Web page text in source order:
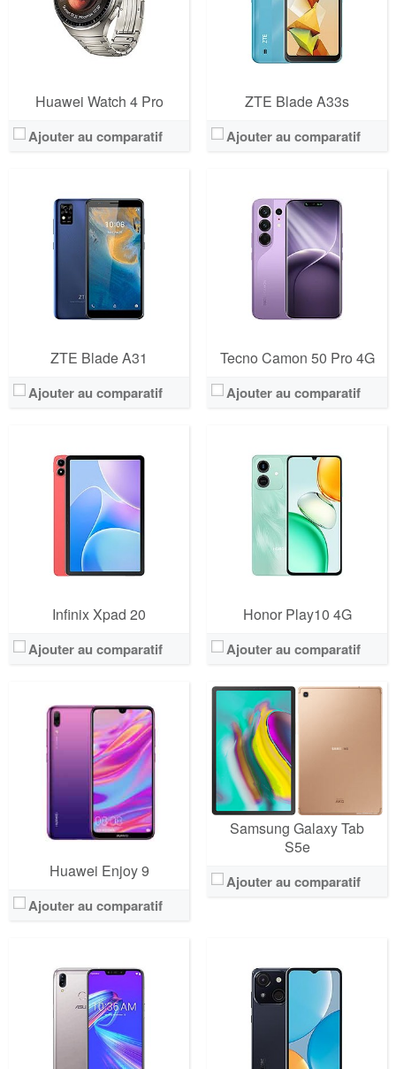
Huawei Watch 4 Pro
Ajouter au comparatif
ZTE Blade A33s
Ajouter au comparatif
ZTE Blade A31
Ajouter au comparatif
Tecno Camon 50 Pro 4G
Ajouter au comparatif
Infinix Xpad 20
Ajouter au comparatif
Honor Play10 4G
Ajouter au comparatif
Huawei Enjoy 9
Ajouter au comparatif
Samsung Galaxy Tab
S5e
Ajouter au comparatif